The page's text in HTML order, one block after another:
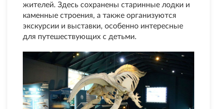
жителей. Здесь сохранены старинные лодки и
каменные строения, а также организуются
экскурсии и выставки, особенно интересные
для путешествующих с детьми.